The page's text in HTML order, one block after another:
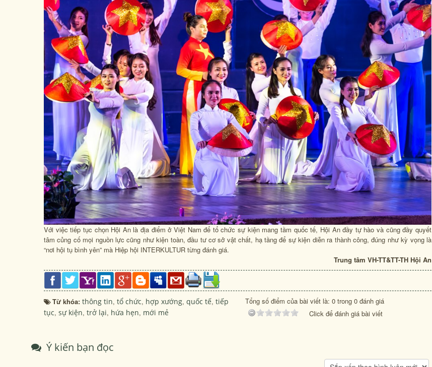
Với việc tiếp tục chọn Hội An là địa điểm ở Việt Nam để tổ chức sự kiện mang tầm quốc tế, Hội An đầy tự hào và cũng đầy quyết
tâm củng cố mọi nguồn lực cũng như kiện toàn, đầu tư cơ sở vật chất, hạ tầng để sự kiện diễn ra thành công, đúng như kỳ vọng là
“nơi hội tụ bình yên” mà Hiệp hội INTERKULTUR từng đánh giá.
Trung tâm VH-TT&TT-TH Hội An
Từ khóa: thông tin, tổ chức, hợp xướng, quốc tế, tiếp
tục, sự kiện, trở lại, hứa hẹn, mới mẻ
Tổng số điểm của bài viết là: 0 trong 0 đánh giá
Click để đánh giá bài viết
Ý kiến bạn đọc